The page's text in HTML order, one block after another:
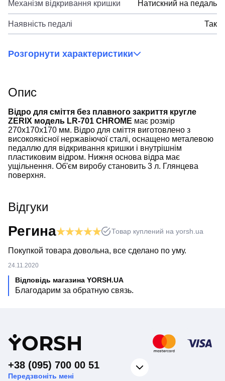
Механізм відкривання кришки Натискний на педаль
Наявність педалі Так
Розгорнути характеристики
Опис
Відро для сміття без плавного закриття кругле
ZERIX модель LR-701 CHROME має розмір
270x170x170 мм. Відро для сміття виготовлено з
високоякісної нержавіючої сталі, оснащено металевою
педаллю для відкривання кришки і внутрішнім
пластиковим відром. Нижня основа відра має
ущільнення. Об'єм виробу становить 3 л. Глянцева
поверхня.
Відгуки
Регина Товар куплений на yorsh.ua
Покупкой товара довольна, все сделано по уму.
24.11.2020
Відповідь магазина YORSH.UA
Благодарим за обратную связь.
YORSH
+38 (095) 700 00 51
Передзвоніть мені